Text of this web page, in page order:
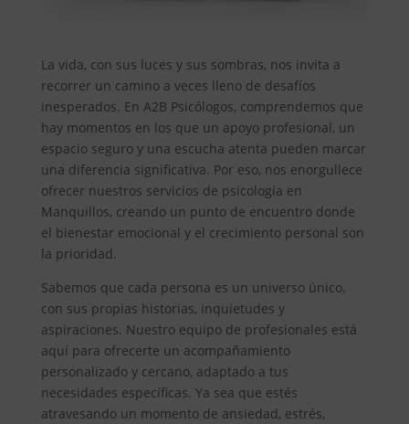
La vida, con sus luces y sus sombras, nos invita a
recorrer un camino a veces lleno de desafíos
inesperados. En A2B Psicólogos, comprendemos que
hay momentos en los que un apoyo profesional, un
espacio seguro y una escucha atenta pueden marcar
una diferencia significativa. Por eso, nos enorgullece
ofrecer nuestros servicios de psicología en
Manquillos, creando un punto de encuentro donde
el bienestar emocional y el crecimiento personal son
la prioridad.
Sabemos que cada persona es un universo único,
con sus propias historias, inquietudes y
aspiraciones. Nuestro equipo de profesionales está
aquí para ofrecerte un acompañamiento
personalizado y cercano, adaptado a tus
necesidades específicas. Ya sea que estés
atravesando un momento de ansiedad, estrés,